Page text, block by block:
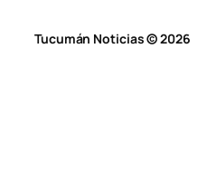
Tucumán Noticias © 2026